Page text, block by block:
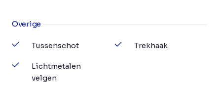
Overige
Tussenschot
Lichtmetalen
velgen
Trekhaak